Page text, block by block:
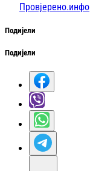
Провјерено.инфо
Подијели
Подијели